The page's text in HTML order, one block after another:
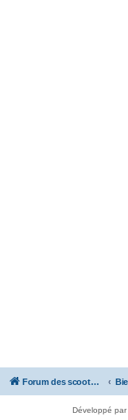
Forum des scooters SYM - GTS -MAXSYM - CRUISYM - JOYMAX - Maxsym TL
Développé par